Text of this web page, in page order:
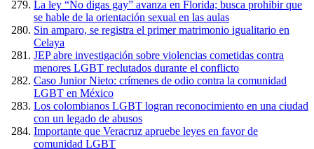
La ley “No digas gay” avanza en Florida; busca prohibir que
se hable de la orientación sexual en las aulas
Sin amparo, se registra el primer matrimonio igualitario en
Celaya
JEP abre investigación sobre violencias cometidas contra
menores LGBT reclutados durante el conflicto
Caso Junior Nieto: crímenes de odio contra la comunidad
LGBT en México
Los colombianos LGBT logran reconocimiento en una ciudad
con un legado de abusos
Importante que Veracruz apruebe leyes en favor de
comunidad LGBT